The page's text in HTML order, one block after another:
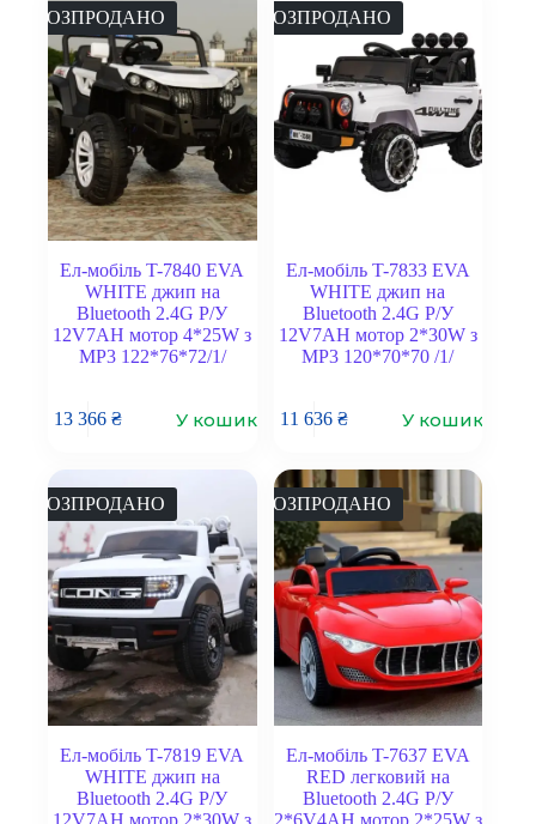
РОЗПРОДАНО
Ел-мобіль T-7840 EVA
WHITE джип на
Bluetooth 2.4G Р/У
12V7AH мотор 4*25W з
MP3 122*76*72/1/
13 366₴ У кошик
РОЗПРОДАНО
Ел-мобіль T-7833 EVA
WHITE джип на
Bluetooth 2.4G Р/У
12V7AH мотор 2*30W з
MP3 120*70*70 /1/
11 636 ₴ У кошик
РОЗПРОДАНО
Ел-мобіль T-7819 EVA
WHITE джип на
Bluetooth 2.4G Р/У
РОЗПРОДАНО
Ел-мобіль T-7637 EVA
RED легковий на
Bluetooth 2.4G Р/У